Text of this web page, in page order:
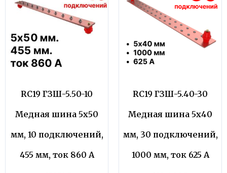
RC19 ГЗШ-5.50-10
Медная шина 5х50
мм, 10 подключений,
455 мм, ток 860 А
RC19 ГЗШ-5.40-30
Медная шина 5х40
мм, 30 подключений,
1000 мм, ток 625 А